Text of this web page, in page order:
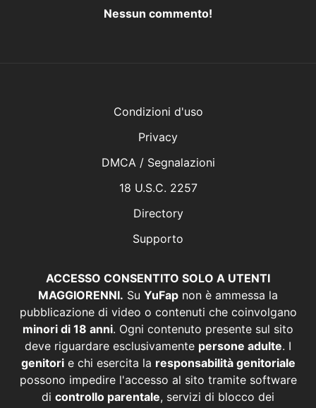
Nessun commento!
Condizioni d'uso
Privacy
DMCA / Segnalazioni
18 U.S.C. 2257
Directory
Supporto
ACCESSO CONSENTITO SOLO A UTENTI
MAGGIORENNI. Su YuFap non è ammessa la
pubblicazione di video o contenuti che coinvolgano
minori di 18 anni. Ogni contenuto presente sul sito
deve riguardare esclusivamente persone adulte. I
genitorie chi esercita la responsabilità genitoriale
possono impedire l'accesso al sito tramite software
di controllo parentale, servizi di blocco dei